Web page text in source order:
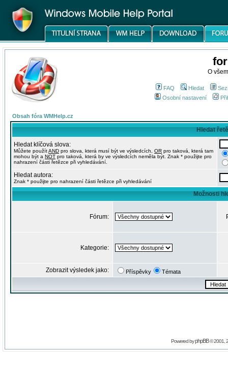
O
FAQ Hledat
Osobní nastavení
Obsah fóra WMHelp.cz
Hledat
Hledat klíčová slova:
Můžete použítAND pro slova, která musí být ve výsledcích, OR pro taková, která tam
mohou být a NOT pro taková, která by ve výsledcích neměla být. Znak * použijte pro
nahrazení části řetězce při vyhledávání.
Hledat autora:
Znak * použijte pro nahrazení části řetězce při vyhledávání
Možnosti
Fórum:
Kategorie:
Zobrazit výsledek jako: Příspěvky Témata
Powered byphpBB© 2001,